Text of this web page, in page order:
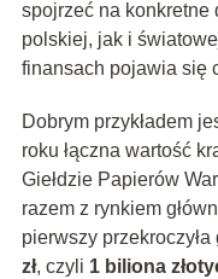
spojrzeć na konkretne
polskiej, jak i
finansach pojawia się
Dobrym przykładem
roku łączna wartość
Giełdzie Papierów
razem z rynkiem
pierwszy przekroczyła
zł, czyli 1 biliona